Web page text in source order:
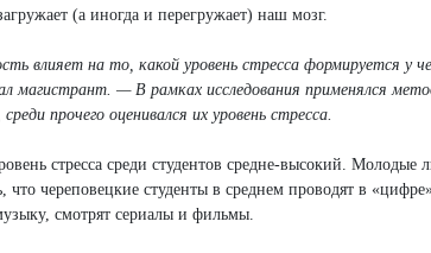
(а иногда и перегружает) наш мозг.
влияет на то, какой уровень стресса формируется у
магистрант. — В рамках исследования применялся
прочего оценивался их уровень стресса.
стресса среди студентов средне-высокий. Молодые
что череповецкие студенты в среднем проводят в
смотрят сериалы и фильмы.